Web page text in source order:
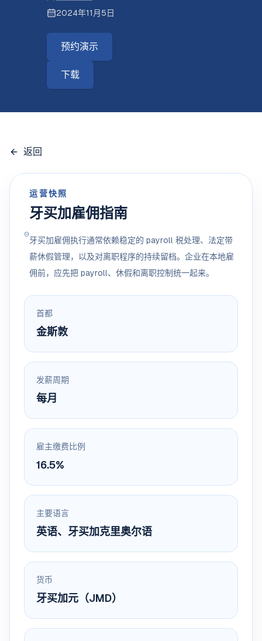
2024年11月5日
预约演示
下载
返回
运营快照
牙买加雇佣指南
牙买加雇佣执行通常依赖稳定的 payroll 税处理、法定带
薪休假管理，以及对离职程序的持续留档。企业在本地雇
佣前，应先把 payroll、休假和离职控制统一起来。
首都
金斯敦
发薪周期
每月
雇主缴费比例
16.5%
主要语言
英语、牙买加克里奥尔语
货币
牙买加元（JMD）